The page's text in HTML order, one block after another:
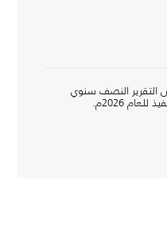
التقرير النصف سنوي
2026م.